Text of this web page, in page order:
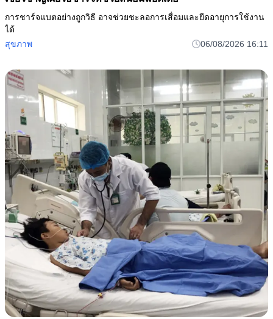
การชาร์จแบตอย่างถูกวิธี อาจช่วยชะลอการเสื่อมและยืดอายุการใช้งาน
ได้
สุขภาพ
06/08/2026 16:11